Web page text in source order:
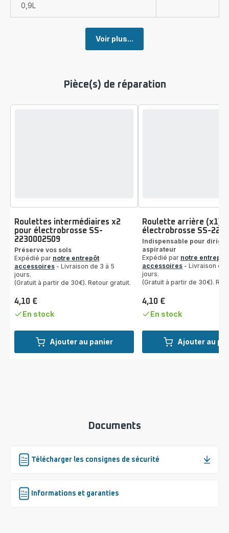
0,9L
Voir plus...
Pièce(s) de réparation
Ajouter au panier
Roulettes intermédiaires x2
pour électrobrosse SS-
2230002509
Préserve vos sols
Expédié par notre entrepôt
accessoires - Livraison de 3 à 5
jours.
(Gratuit à partir de 30€). Retour gratuit.
Prix
4,10 €
En stock
Ajouter au
Roulette arrière (x1)
électrobrosse SS-
Indispensable pour
aspirateur
Expédié par notre entrepôt
accessoires - Livraison de
jours.
(Gratuit à partir de 30€).
Prix
4,10 €
En stock
Documents
Télécharger les consignes de sécurité
Informations et garanties